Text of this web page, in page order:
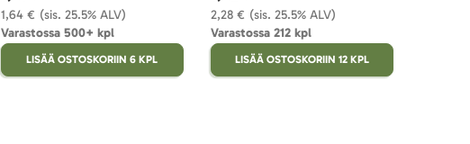
(sis. 25.5% ALV)
1,64 €
Varastossa 500+ kpl
LISÄÄ OSTOSKORIIN 6 KPL
(sis. 25.5% ALV)
2,28 €
Varastossa 212 kpl
LISÄÄ OSTOSKORIIN 12 KPL